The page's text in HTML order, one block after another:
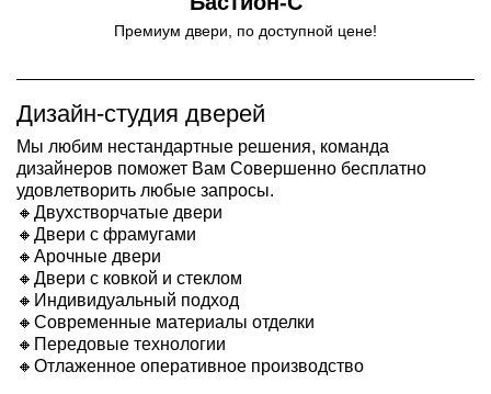
Премиум двери, по доступной цене!
Дизайн-студия дверей
Мы любим нестандартные решения, команда
дизайнеров поможет Вам Совершенно бесплатно
удовлетворить любые запросы.
🔸Двухстворчатые двери
🔸Двери с фрамугами
🔸Арочные двери
🔸Двери с ковкой и стеклом
🔸Индивидуальный подход
🔸Современные материалы отделки
🔸Передовые технологии
🔸Отлаженное оперативное производство